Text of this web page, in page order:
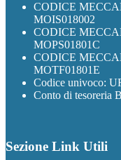
CODICE
MOIS018002
CODICE
MOPS01801C
CODICE
MOTF01801E
Codice univoco:
Conto di tesoreria
Sezione Link Utili